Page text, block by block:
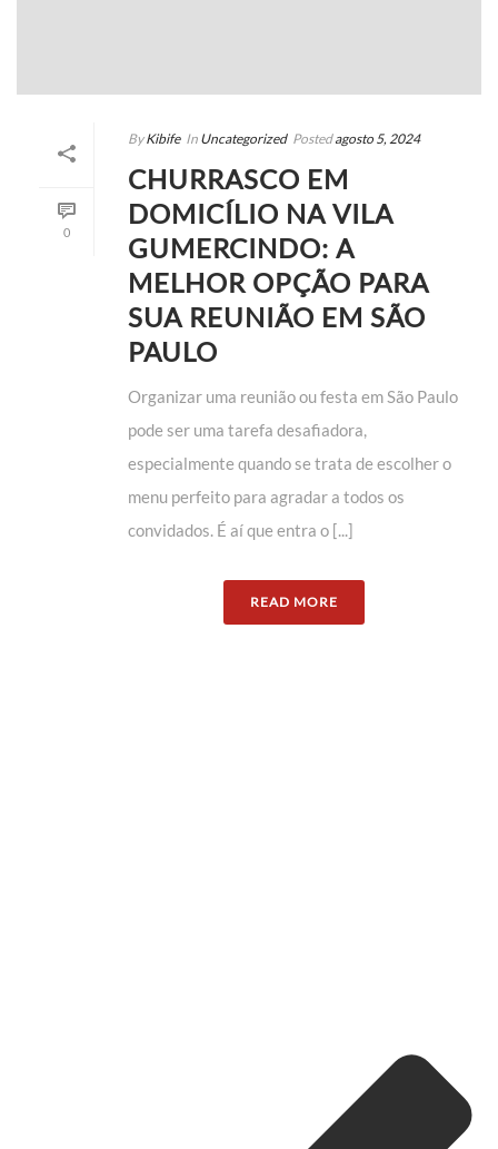
0
By Kibife In Uncategorized Posted agosto 5, 2024
CHURRASCO EM
DOMICÍLIO NA VILA
GUMERCINDO: A
MELHOR OPÇÃO PARA
SUA REUNIÃO EM SÃO
PAULO
Organizar uma reunião ou festa em São Paulo
pode ser uma tarefa desafiadora,
especialmente quando se trata de escolher o
menu perfeito para agradar a todos os
convidados. É aí que entra o [...]
READ MORE